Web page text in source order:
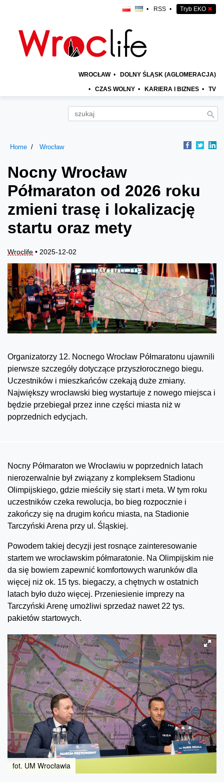
• RSS • Tryb EKO ✖
WROCŁAW • DOLNY ŚLĄSK (AGLOMERACJA)
• CZAS WOLNY • KARIERA I BIZNES • TV
Home Wrocław
Nocny Wrocław
Półmaraton od 2026 roku
zmieni trasę i lokalizację
startu oraz mety
Wroclife • 2025-12-02
Organizatorzy 12. Nocnego Wrocław Półmaratonu ujawnili
pierwsze szczegóły dotyczące przyszłorocznego biegu.
Uczestników i mieszkańców czekają duże zmiany.
Największy wrocławski bieg wystartuje z nowego miejsca i
będzie przebiegał przez inne części miasta niż w
poprzednich edycjach.
Nocny Półmaraton we Wrocławiu w poprzednich latach
nierozerwalnie był związany z kompleksem Stadionu
Olimpijskiego, gdzie mieściły się start i meta. W tym roku
uczestników czeka rewolucja, bo bieg rozpocznie i
zakończy się na drugim końcu miasta, na Stadionie
Tarczyński Arena przy ul. Śląskiej.
Powodem takiej decyzji jest rosnące zainteresowanie
startem we wrocławskim półmaratonie. Na Olimpijskim nie
da się bowiem zapewnić komfortowych warunków dla
więcej niż ok. 15 tys. biegaczy, a chętnych w ostatnich
latach było dużo więcej. Przeniesienie imprezy na
Tarczyński Arenę umożliwi sprzedaż nawet 22 tys.
pakietów startowych.
fot. UM Wrocławia